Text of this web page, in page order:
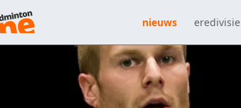
nieuws eredivisie